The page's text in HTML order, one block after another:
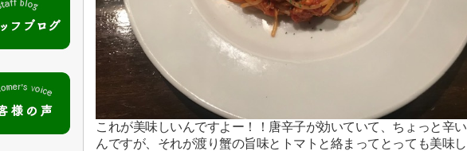
これが美味しいんですよー！！唐辛子が効いていて、ちょっと辛い
んですが、それが渡り蟹の旨味とトマトと絡まってとっても美味し